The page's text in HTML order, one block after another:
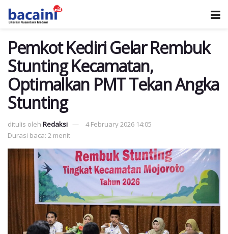
Pemkot Kediri Gelar Rembuk
Stunting Kecamatan,
Optimalkan PMT Tekan Angka
Stunting
ditulis oleh Redaksi
4 February 2026 14:05
Durasi baca: 2 menit